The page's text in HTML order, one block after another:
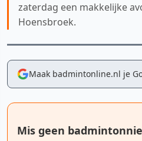
zaterdag een makkelijke
Hoensbroek.
Maak badmintonline.nl je
Mis geen